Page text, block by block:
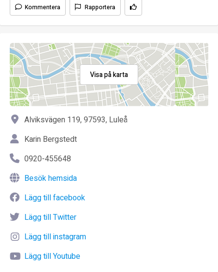
Kommentera Rapportera
Visa på karta
Alviksvägen 119, 97593, Luleå
Karin Bergstedt
0920-455648
Besök hemsida
Lägg till facebook
Lägg till Twitter
Lägg till instagram
Lägg till Youtube